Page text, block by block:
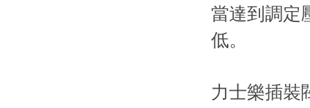
當達到調定
低。
力士樂插裝